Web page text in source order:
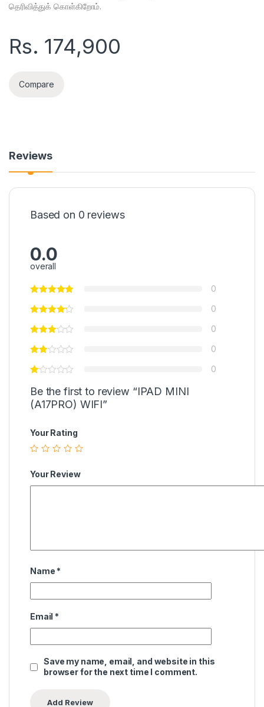
தெரிவித்துக் கொள்கிறோம்.
Rs. 174,900
Compare
Reviews
Based on 0 reviews
0.0
overall
0
0
0
0
0
Be the first to review “IPAD MINI
(A17PRO) WIFI”
Your Rating
Your Review
Name *
Email *
Save my name, email, and website in this
browser for the next time I comment.